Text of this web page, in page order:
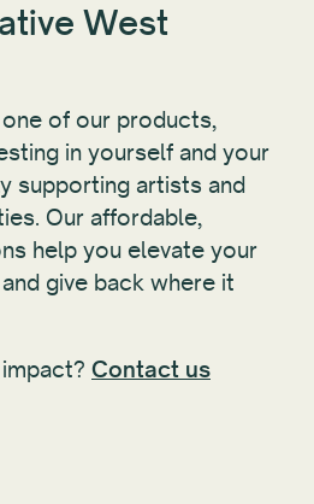
West
of our products,
in yourself and your
supporting artists and
Our affordable,
help you elevate your
give back where it
Contact us